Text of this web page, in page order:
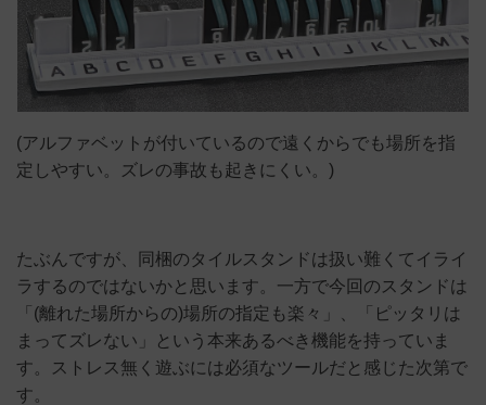
(アルファベットが付いているので遠くからでも場所を指
定しやすい。ズレの事故も起きにくい。)
たぶんですが、同梱のタイルスタンドは扱い難くてイライ
ラするのではないかと思います。一方で今回のスタンドは
「(離れた場所からの)場所の指定も楽々」、「ピッタリは
まってズレない」という本来あるべき機能を持っていま
す。ストレス無く遊ぶには必須なツールだと感じた次第で
す。